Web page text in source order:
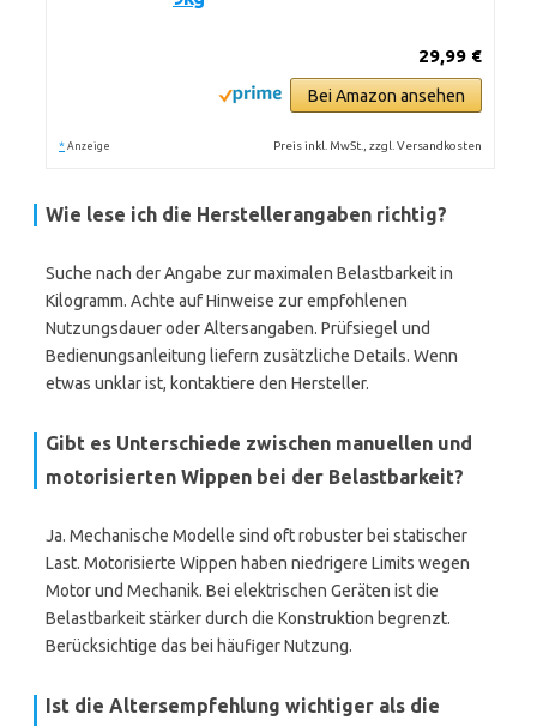
29,99 €
Bei Amazon ansehen
* Anzeige Preis inkl. MwSt., zzgl. Versandkosten
Wie lese ich die Herstellerangaben richtig?
Suche nach der Angabe zur maximalen Belastbarkeit in
Kilogramm. Achte auf Hinweise zur empfohlenen
Nutzungsdauer oder Altersangaben. Prüfsiegel und
Bedienungsanleitung liefern zusätzliche Details. Wenn
etwas unklar ist, kontaktiere den Hersteller.
Gibt es Unterschiede zwischen manuellen und
motorisierten Wippen bei der Belastbarkeit?
Ja. Mechanische Modelle sind oft robuster bei statischer
Last. Motorisierte Wippen haben niedrigere Limits wegen
Motor und Mechanik. Bei elektrischen Geräten ist die
Belastbarkeit stärker durch die Konstruktion begrenzt.
Berücksichtige das bei häufiger Nutzung.
Ist die Altersempfehlung wichtiger als die